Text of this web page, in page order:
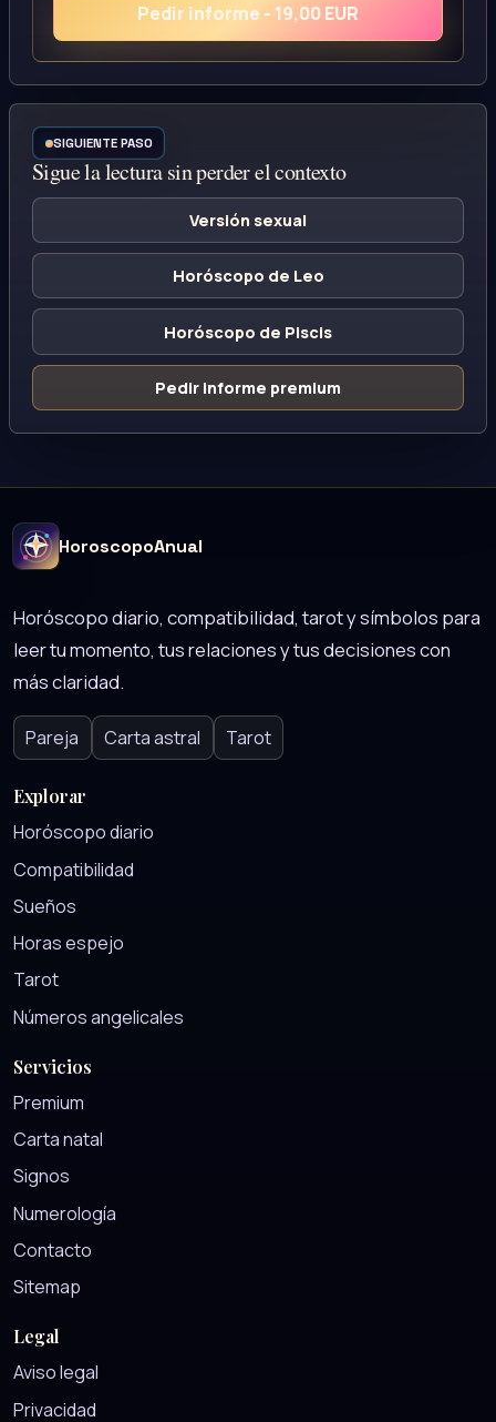
Pedir informe - 19,00 EUR
SIGUIENTE PASO
Sigue la lectura sin perder el contexto
Versión sexual
Horóscopo de Leo
Horóscopo de Piscis
Pedir informe premium
HoroscopoAnual
Horóscopo diario, compatibilidad, tarot y símbolos para
leer tu momento, tus relaciones y tus decisiones con
más claridad.
Pareja Carta astral Tarot
Explorar
Horóscopo diario
Compatibilidad
Sueños
Horas espejo
Tarot
Números angelicales
Servicios
Premium
Carta natal
Signos
Numerología
Contacto
Sitemap
Legal
Aviso legal
Privacidad